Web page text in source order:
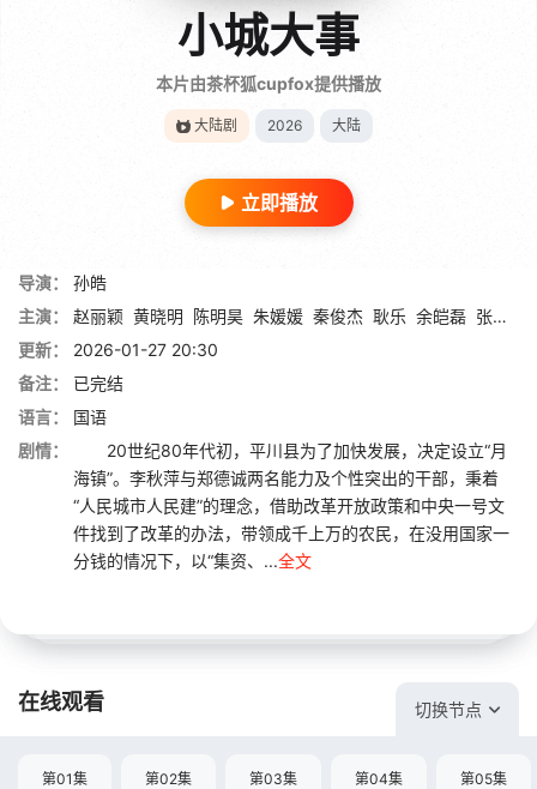
小城大事
本片由茶杯狐cupfox提供播放
大陆剧 2026 大陆
立即播放
导演：
孙皓
主演：
赵丽颖 黄晓明 陈明昊 朱媛媛 秦俊杰 耿乐 余皑磊 张国强
更新：
2026-01-27 20:30
备注：
已完结
语言：
国语
剧情：
20世纪80年代初，平川县为了加快发展，决定设立“月
海镇”。李秋萍与郑德诚两名能力及个性突出的干部，秉着
“人民城市人民建”的理念，借助改革开放政策和中央一号文
件找到了改革的办法，带领成千上万的农民，在没用国家一
分钱的情况下，以“集资、...全文
在线观看 切换节点
第01集 第02集 第03集 第04集 第05集